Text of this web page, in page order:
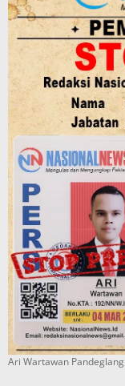
Ari Wartawan Pandeglang